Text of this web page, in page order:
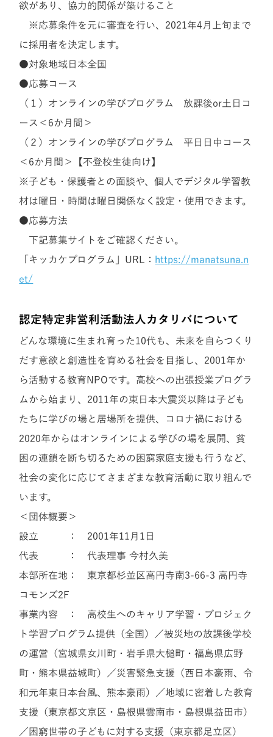
欲があり、協力的関係が築けること
※応募条件を元に審査を行い、2021年4月上旬まで
に採用者を決定します。
●対象地域 日本全国
●応募コース
（１）オンラインの学びプログラム 放課後or土日コ
ース＜6か月間＞
（２）オンラインの学びプログラム 平日日中コース
＜6か月間＞【不登校生徒向け】
※子ども・保護者との面談や、個人でデジタル学習教
材は曜日・時間は曜日関係なく設定・使用できます。
●応募方法
下記募集サイトをご確認ください。
「キッカケプログラム」URL： https://manatsuna.n
et/
認定特定非営利活動法人カタリバについて
どんな環境に生まれ育った10代も、未来を自らつくり
だす意欲と創造性を育める社会を目指し、2001年か
ら活動する教育NPOです。高校への出張授業プログラ
ムから始まり、2011年の東日本大震災以降は子ども
たちに学びの場と居場所を提供、コロナ禍における
2020年からはオンラインによる学びの場を展開、貧
困の連鎖を断ち切るための困窮家庭支援も行うなど、
社会の変化に応じてさまざまな教育活動に取り組んで
います。
＜団体概要＞
設立 ： 2001年11月1日
代表 ： 代表理事 今村久美
本部所在地： 東京都杉並区高円寺南3-66-3 高円寺
コモンズ2F
事業内容 ： 高校生へのキャリア学習・プロジェク
ト学習プログラム提供（全国）／被災地の放課後学校
の運営（宮城県女川町・岩手県大槌町・福島県広野
町・熊本県益城町）／災害緊急支援（西日本豪雨、令
和元年東日本台風、熊本豪雨）／地域に密着した教育
支援（東京都文京区・島根県雲南市・島根県益田市）
／困窮世帯の子どもに対する支援（東京都足立区）